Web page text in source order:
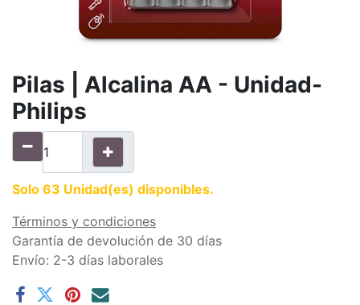
Pilas | Alcalina AA - Unidad-
Philips
Solo 63 Unidad(es) disponibles.
Términos y condiciones
Garantía de devolución de 30 días
Envío: 2-3 días laborales